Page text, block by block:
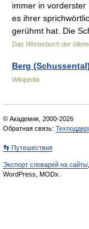
immer in
es ihrer
gerühmt hat. Die
Das Wörterbuch der
Berg (Schussental)
Wikipedia
© Академик, 2000-2026
Обратная связь:
👣 Путешествия
Экспорт словарей на сайты
WordPress, MODx.